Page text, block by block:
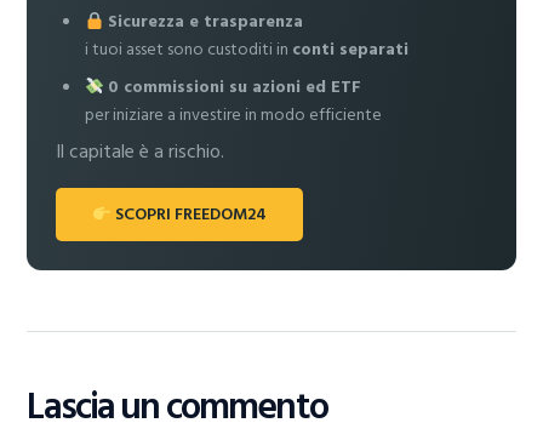
Sicurezza e trasparenza
i tuoi asset sono custoditi in conti separati
0 commissioni su azioni ed ETF
per iniziare a investire in modo efficiente
Il capitale è a rischio.
SCOPRI FREEDOM24
Lascia un commento